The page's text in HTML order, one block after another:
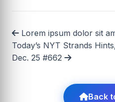
Lorem ipsum dolor sit
Today’s NYT Strands
Dec. 25 #662
Back